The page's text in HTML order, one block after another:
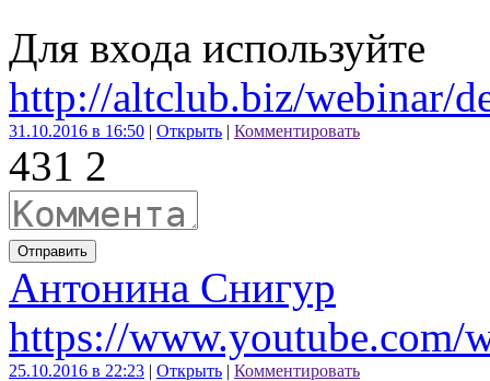
Для входа используйте
http://altclub.biz/webinar/
31.10.2016 в 16:50 | Открыть | Комментировать
431 2
Отправить
Антонина Снигур
https://www.youtube.com/
25.10.2016 в 22:23 | Открыть | Комментировать